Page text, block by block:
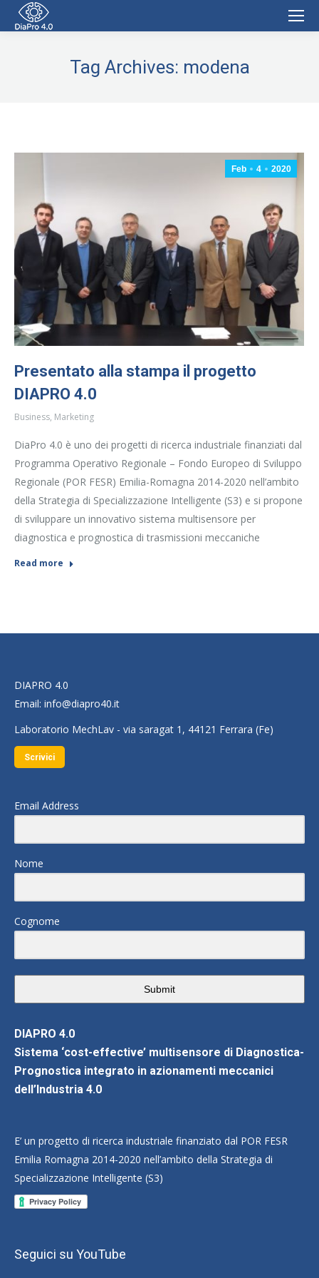
Tag Archives: modena
Feb 4 2020
Presentato alla stampa il progetto
DIAPRO 4.0
Business, Marketing
DiaPro 4.0 è uno dei progetti di ricerca industriale finanziati dal
Programma Operativo Regionale – Fondo Europeo di Sviluppo
Regionale (POR FESR) Emilia-Romagna 2014-2020 nell’ambito
della Strategia di Specializzazione Intelligente (S3) e si propone
di sviluppare un innovativo sistema multisensore per
diagnostica e prognostica di trasmissioni meccaniche
Read more
DIAPRO 4.0
Email: info@diapro40.it
Laboratorio MechLav - via saragat 1, 44121 Ferrara (Fe)
Scrivici
Email Address
Nome
Cognome
Submit
DIAPRO 4.0
Sistema ‘cost-effective’ multisensore di Diagnostica-
Prognostica integrato in azionamenti meccanici
dell’Industria 4.0
E’ un progetto di ricerca industriale finanziato dal POR FESR
Emilia Romagna 2014-2020 nell’ambito della Strategia di
Specializzazione Intelligente (S3)
Seguici su YouTube